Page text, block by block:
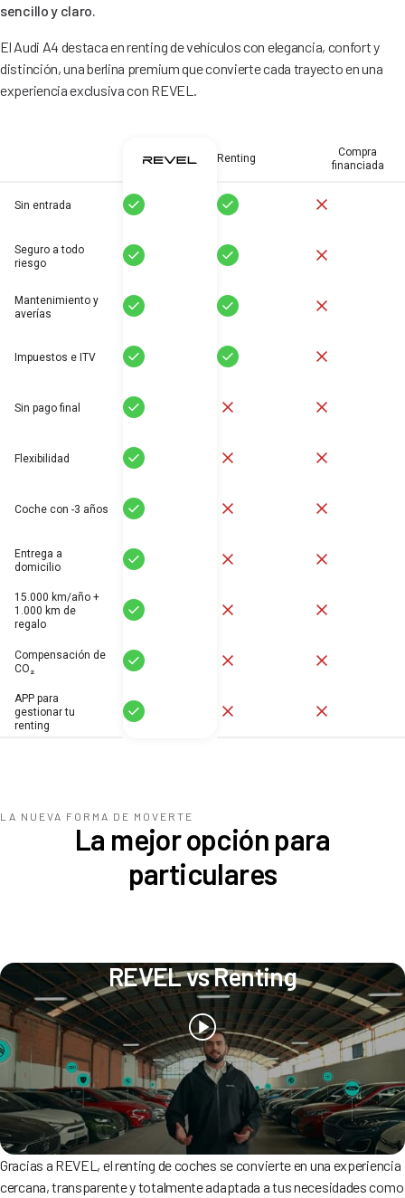
sencillo y claro.
El Audi A4 destaca en renting de vehículos con elegancia, confort y
distinción, una berlina premium que convierte cada trayecto en una
experiencia exclusiva con REVEL.
Renting
Compra
financiada
Sin entrada Sí Sí
Seguro a todo
riesgo
Sí Sí
Mantenimiento y
averías
Sí Sí
Impuestos e ITV Sí Sí
Sin pago final Sí
Flexibilidad Sí
Coche con -3 años Sí
Entrega a
domicilio
Sí
15.000 km/año +
1.000 km de
regalo
Sí
Compensación de
CO₂
Sí
APP para
gestionar tu
renting
Sí
LA NUEVA FORMA DE MOVERTE
La mejor opción para
particulares
REVEL vs Renting
Gracias a REVEL, el renting de coches se convierte en una experiencia
cercana, transparente y totalmente adaptada a tus necesidades como